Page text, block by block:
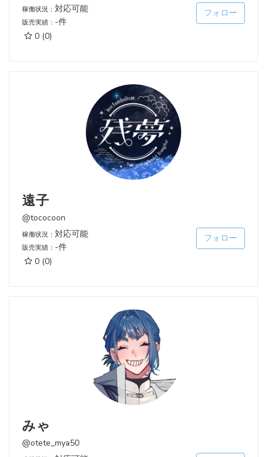
稼働状況： 対応可能
販売実績： -件
0 (0)
フォロー
遠子
@tococoon
稼働状況： 対応可能
販売実績： -件
0 (0)
フォロー
みゃ
@otete_mya50